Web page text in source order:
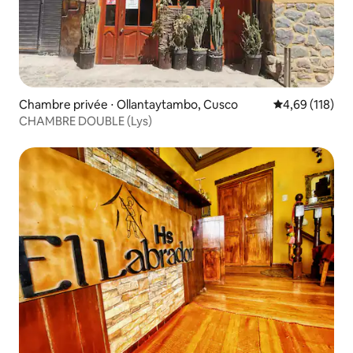
Chambre privée ⋅ Ollantaytambo, Cusco Évaluation
4,69 (118)
CHAMBRE DOUBLE (Lys)